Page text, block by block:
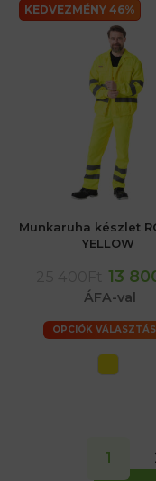
KEDVEZMÉNY 46%
Munkaruha készlet
YELLOW
13
ÁFA-val
OPCIÓK
1